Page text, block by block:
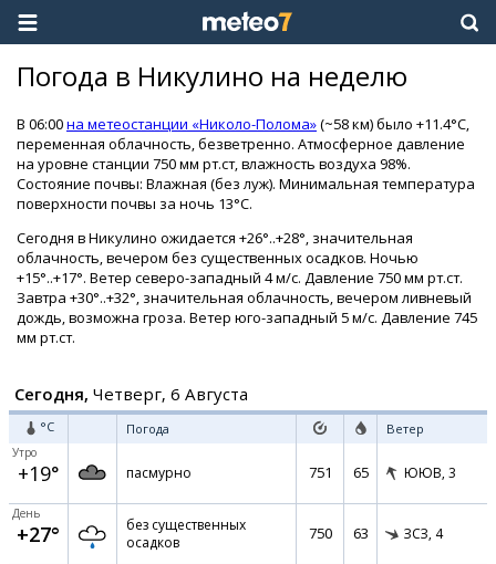
Погода в Никулино на неделю
В 06:00на метеостанции «Николо-Полома»(~58 км) было +11.4°C,
переменная облачность, безветренно. Атмосферное давление
на уровне станции 750 мм рт.ст, влажность воздуха 98%.
Состояние почвы: Влажная (без луж). Минимальная температура
поверхности почвы за ночь 13°C.
Сегодня в Никулино ожидается +26°..+28°, значительная
облачность, вечером без существенных осадков. Ночью
+15°..+17°. Ветер северо-западный 4 м/с. Давление 750 мм рт.ст.
Завтра +30°..+32°, значительная облачность, вечером ливневый
дождь, возможна гроза. Ветер юго-западный 5 м/с. Давление 745
мм рт.ст.
Сегодня, Четверг, 6 Августа
°C Погода Ветер
Утро
+19° пасмурно 751 65 ЮЮВ, 3
День
+27°
без существенных
осадков
750 63 ЗСЗ, 4